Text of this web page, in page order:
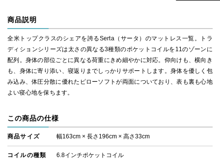
商品説明
全米トップクラスのシェアを誇るSerta（サータ）のマットレス一覧。トラ
ディションシリーズは太さの異なる3種類のポケットコイルを11のゾーンに
配列。身体の部位ごとに異なる荷重にきめ細やかに対応。仰向けも、横向き
も、身体に寄り添い、寝返りまでしっかりサポートします。身体を優しく包
み込み、体圧分散に優れたピローソフトが両面についており、表も裏も心地
よい寝心地を保ちます。
この商品の仕様
商品サイズ 幅163cm × 長さ196cm × 高さ33cm
コイルの種類 6.8インチポケットコイル